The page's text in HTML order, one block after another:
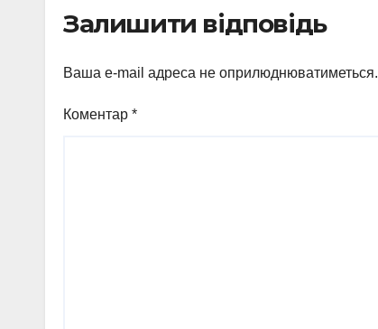
№5 у Сумах
Залишити відповідь
Ваша e-mail адреса не оприлюднюватиметься.
Коментар *